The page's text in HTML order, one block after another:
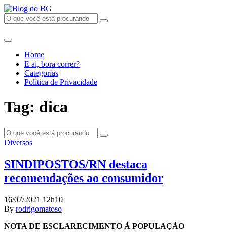
Home
E ai, bora correr?
Categorias
Política de Privacidade
Tag: dica
Diversos
SINDIPOSTOS/RN destaca
recomendações ao consumidor
16/07/2021 12h10
By rodrigomatoso
NOTA DE ESCLARECIMENTO À POPULAÇÃO